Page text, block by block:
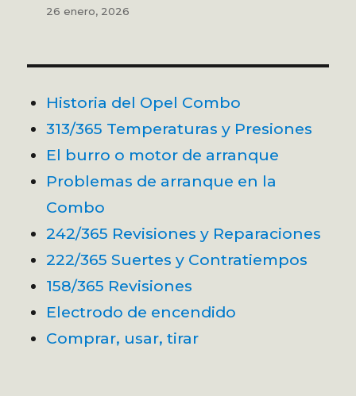
26 enero, 2026
Historia del Opel Combo
313/365 Temperaturas y Presiones
El burro o motor de arranque
Problemas de arranque en la
Combo
242/365 Revisiones y Reparaciones
222/365 Suertes y Contratiempos
158/365 Revisiones
Electrodo de encendido
Comprar, usar, tirar